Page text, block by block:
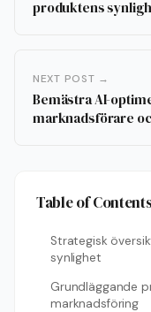
produktens
NEXT POST →
Bemästra AI-
marknadsförare
Table of Contents
Strategisk
synlighet
Grundläggande
marknadsföring